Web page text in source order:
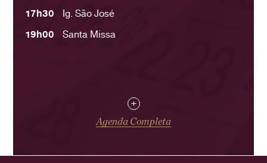
17h30
Ig. São José
19h00
Santa Missa
+
Agenda Completa